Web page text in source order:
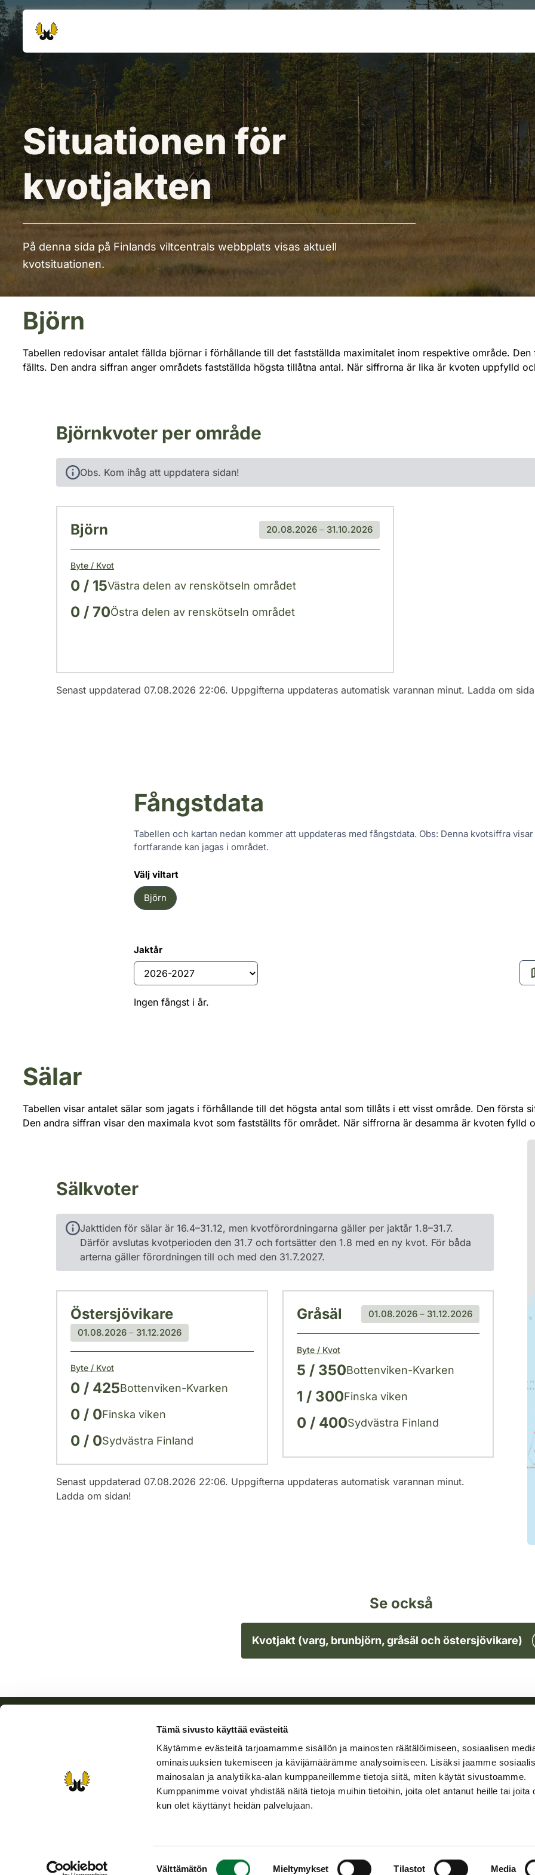
Tämä sivusto käyttää evästeitä
Käytämme evästeitä tarjoamamme sisällön ja mainosten räätälöimiseen, sosiaalisen
ominaisuuksien tukemiseen ja kävijämäärämme analysoimiseen. Lisäksi jaamme
mainosalan ja analytiikka-alan kumppaneillemme tietoja siitä, miten käytät sivustoamme.
Kumppanimme voivat yhdistää näitä tietoja muihin tietoihin, joita olet antanut heille tai joita
kun olet käyttänyt heidän palvelujaan.
Välttämätön Mieltymykset Tilastot Media
Siirry sisältöön
Siirry sivustokarttaan
Situationen för
kvotjakten
På denna sida på Finlands viltcentrals webbplats visas aktuell
kvotsituationen.
Björn
Tabellen redovisar antalet fällda björnar i förhållande till det fastställda maximitalet inom respektive område.
fällts. Den andra siffran anger områdets fastställda högsta tillåtna antal. När siffrorna är lika är kvoten uppfylld
Björnkvoter per område
Obs. Kom ihåg att uppdatera sidan!
Björn 20.08.2026 – 31.10.2026
Byte / Kvot
0 / 15Västra delen av renskötseln området
0 / 70Östra delen av renskötseln området
Senast uppdaterad 07.08.2026 22:06. Uppgifterna uppdateras automatisk varannan minut. Ladda om
Fångstdata
Tabellen och kartan nedan kommer att uppdateras med fångstdata. Obs: Denna kvotsiffra
fortfarande kan jagas i området.
Välj viltart
Björn
Jaktår
Ingen fångst i år.
Sälar
Tabellen visar antalet sälar som jagats i förhållande till det högsta antal som tillåts i ett visst område. Den första
Den andra siffran visar den maximala kvot som fastställts för området. När siffrorna är desamma är kvoten fylld
Sälkvoter
Jakttiden för sälar är 16.4–31.12, men kvotförordningarna gäller per jaktår 1.8–31.7.
Därför avslutas kvotperioden den 31.7 och fortsätter den 1.8 med en ny kvot. För båda
arterna gäller förordningen till och med den 31.7.2027.
Östersjövikare
01.08.2026 – 31.12.2026
Byte / Kvot
0 / 425Bottenviken-Kvarken
0 / 0Finska viken
0 / 0Sydvästra Finland
Gråsäl 01.08.2026 – 31.12.2026
Byte / Kvot
5 / 350Bottenviken-Kvarken
1 / 300Finska viken
0 / 400Sydvästra Finland
Senast uppdaterad 07.08.2026 22:06. Uppgifterna uppdateras automatisk varannan minut.
Ladda om sidan!
Se också
Kvotjakt (varg, brunbjörn, gråsäl och östersjövikare)
Finlands viltcentral främjar en hållbar vilthushållning,
stöder jaktvårdsföreningarnas verksamhet, ser till att
Riista.fi